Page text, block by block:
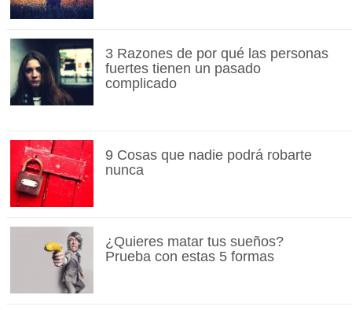
3 Razones de por qué las personas
fuertes tienen un pasado
complicado
9 Cosas que nadie podrá robarte
nunca
¿Quieres matar tus sueños?
Prueba con estas 5 formas